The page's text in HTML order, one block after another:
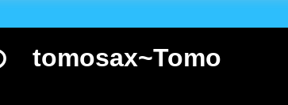
tomosax~Tomo